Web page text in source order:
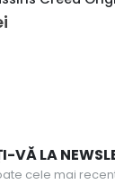
VĂ LA
cele mai